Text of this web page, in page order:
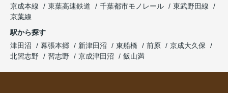
京成本線
東葉高速鉄道 千葉都市モノレール
東武野田線
京葉線
駅から探す
津田沼
幕張本郷 新津田沼 東船橋 前原
京成大久保
北習志野
習志野 京成津田沼 飯山満